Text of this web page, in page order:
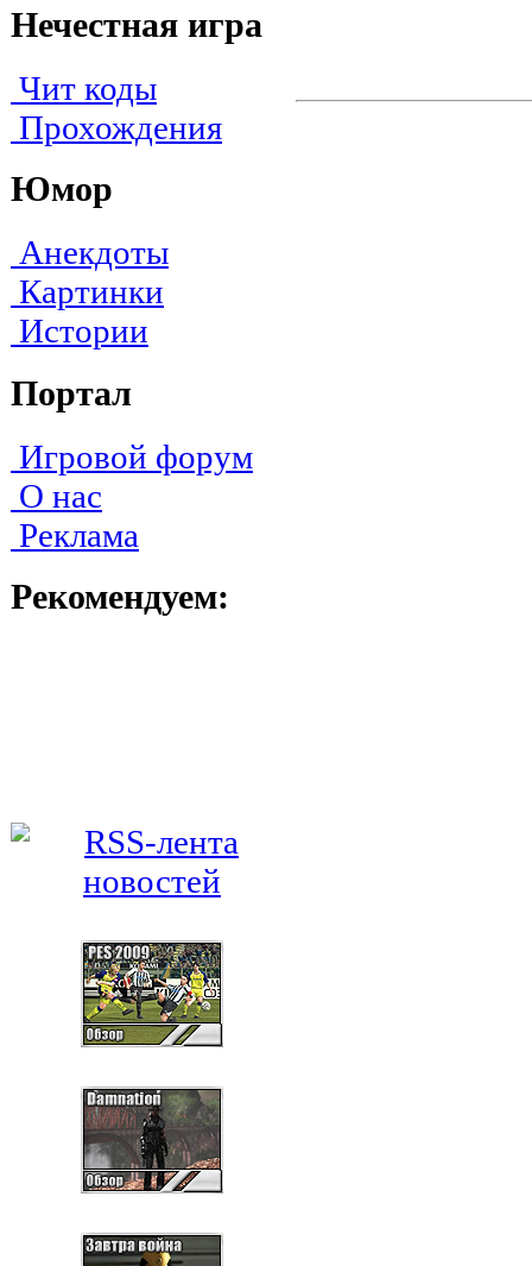
Нечестная игра
Чит коды
Прохождения
Юмор
Анекдоты
Картинки
Истории
Портал
Игровой форум
О нас
Реклама
Рекомендуем: